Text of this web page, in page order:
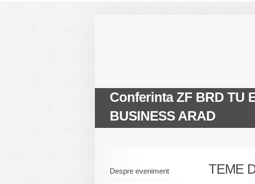
Conferinta ZF BRD TU
BUSINESS ARAD
Despre eveniment TEME